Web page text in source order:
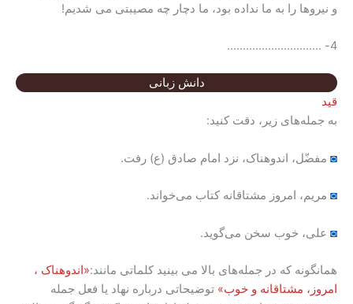
و نیروها را به ما نداده بود، ما دچار چه مصیبتی می شدیم!
4- …………………………
دانش زبانی
قید
به جمله‌های زیر، دقت کنید:
◙ مفضّل، اندوهناک، نزد امام صادق (ع) رفت.
◙ مریم، امروز مشتاقانه کتاب می‌خواند.
◙ علی، خوب سخن می‌گوید.
همانگونه که در جمله‌های بالا می بینید کلماتی مانند:«اندوهناک ،
امروز، مشتاقانه و خوب» توضیحاتی درباره نهاد یا فعل جمله